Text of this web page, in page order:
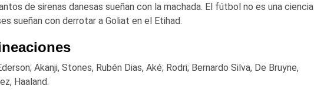
de sirenas danesas sueñan con la machada. El fútbol no es una ciencia
sueñan con derrotar a Goliat en el Etihad.
Akanji, Stones, Rubén Dias, Aké; Rodri; Bernardo Silva, De Bruyne,
Haaland.